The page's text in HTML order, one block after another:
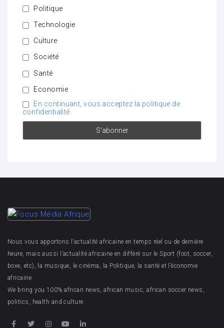
Politique
Technologie
Culture
Société
Santé
Economie
En continuant, vous acceptez la politique de
confidentialité
Nous vous apportons l’actualité africaine en temps réel ou de dernière
heure, mais aussi l’actualité africaine en différé sur le Sport (foot, soccer,
boxe, etc), la musique, le cinéma, la Politique, la santé et l’économie
africaine .
We bring you 100% african news, african music, african soccer news,
politics, health and culture.